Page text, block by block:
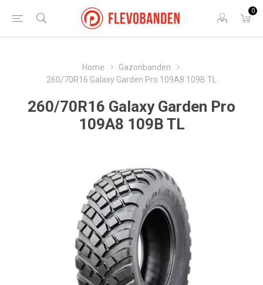
0
Home
Gazonbanden
260/70R16 Galaxy Garden Pro 109A8 109B TL
260/70R16 Galaxy Garden Pro
109A8 109B TL